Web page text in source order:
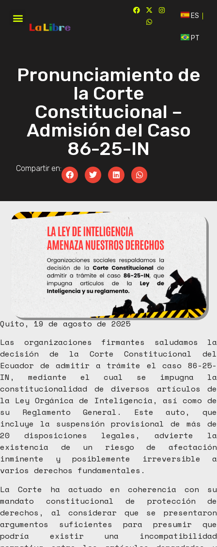
ES
PT
Pronunciamiento de
la Corte
Constitucional –
Admisión del Caso
86-25-IN
Compartir en:
Quito, 19 de agosto de 2025
Las organizaciones firmantes saludamos la
decisión de la Corte Constitucional del
Ecuador de admitir a trámite el caso 86-25-
IN, mediante el cual se impugna la
constitucionalidad de diversos artículos de
la Ley Orgánica de Inteligencia, así como de
su Reglamento General. Este auto, que
incluye la suspensión provisional de más de
20 disposiciones legales, advierte la
existencia de un riesgo de afectación
inminente y posiblemente irreversible a
varios derechos fundamentales.
La Corte ha actuado en coherencia con su
mandato constitucional de protección de
derechos, al considerar que se presentaron
argumentos suficientes para presumir que
podría existir una incompatibilidad